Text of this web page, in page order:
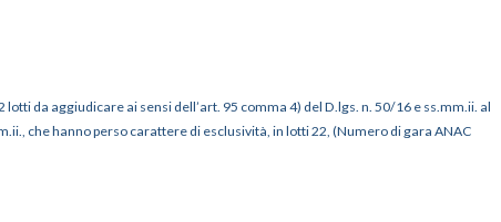
da aggiudicare ai sensi dell’art. 95 comma 4) del D.lgs. n. 50/16 e ss.mm.ii. al
che hanno perso carattere di esclusività, in lotti 22, (Numero di gara ANAC